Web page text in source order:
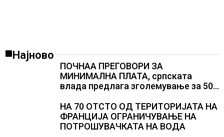
Најново
ПОЧНАА ПРЕГОВОРИ ЗА
МИНИМАЛНА ПЛАТА, српската
влада предлага зголемување за 50
НА 70 ОТСТО ОД ТЕРИТОРИЈАТА НА
ФРАНЦИЈА ОГРАНИЧУВАЊЕ НА
ПОТРОШУВАЧКАТА НА ВОДА